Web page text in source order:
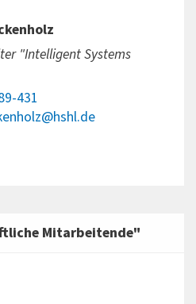
"Intelligent Systems
431
Mitarbeitende"